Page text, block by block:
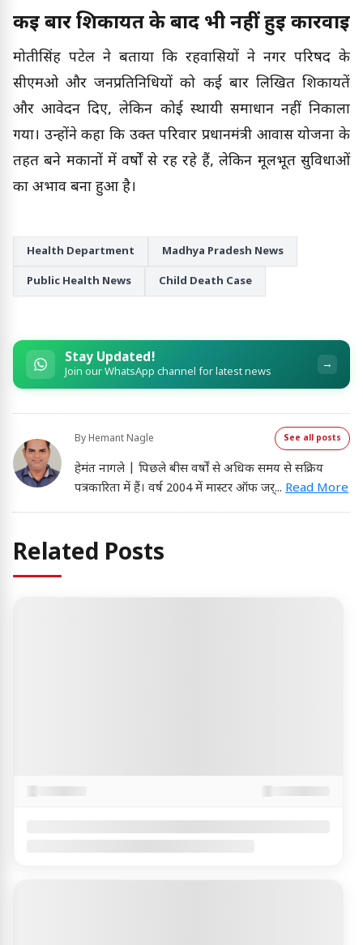
कई बार शिकायत के बाद भी नहीं हुई कार्रवाई
मोतीसिंह पटेल ने बताया कि रहवासियों ने नगर परिषद के
सीएमओ और जनप्रतिनिधियों को कई बार लिखित शिकायतें
और आवेदन दिए, लेकिन कोई स्थायी समाधान नहीं निकाला
गया। उन्होंने कहा कि उक्त परिवार प्रधानमंत्री आवास योजना के
तहत बने मकानों में वर्षों से रह रहे हैं, लेकिन मूलभूत सुविधाओं
का अभाव बना हुआ है।
Health Department Madhya Pradesh News
Public Health News Child Death Case
Stay Updated!
Join our WhatsApp channel for latest news →
By Hemant Nagle See all posts
हेमंत नागले | पिछले बीस वर्षों से अधिक समय से सक्रिय
पत्रकारिता में हैं। वर्ष 2004 में मास्टर ऑफ जर्... Read More
Related Posts